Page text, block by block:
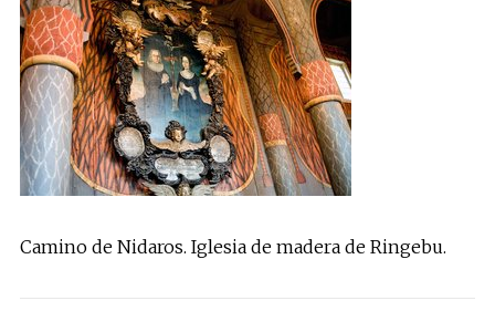
Camino de Nidaros. Iglesia de madera de Ringebu.